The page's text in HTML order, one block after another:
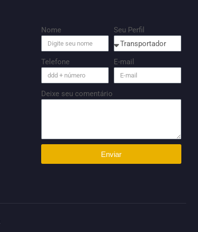
Nome Seu Perfil
Telefone E-mail
Deixe seu comentário
Enviar